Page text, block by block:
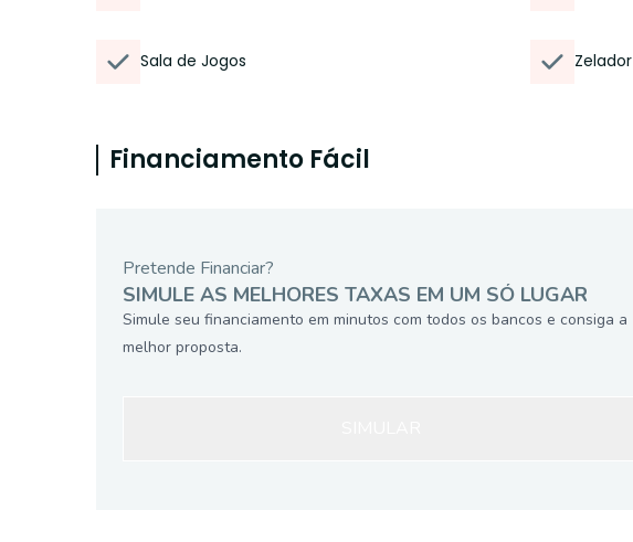
Sala de Jogos Zelador
Financiamento Fácil
Pretende Financiar?
SIMULE AS MELHORES TAXAS EM UM SÓ LUGAR
Simule seu financiamento em minutos com todos os bancos e consiga a
melhor proposta.